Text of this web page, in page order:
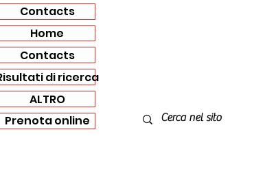
Contacts
Home
Contacts
di ricerca
ALTRO
Prenota online